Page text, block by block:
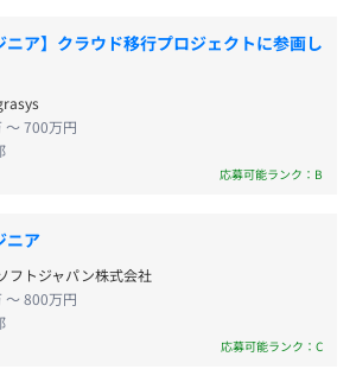
.Net（ASP・VB・C#）、AWS、
、Kotlin、C++、C言語、VC++など
、PostgreSQL、MySQLなど
、Android、UNIX（Solaris、
と評価される環境です！
果である利益は、適正な評価に基づき
うこと、風通しのよい環境づくり
す。 親睦会イベントを企画する社
花見、野球観戦、ビアガーデンな
数回企画したり、チームごとにコ
の場を用意しています。 スケジュ
ンスの充実を図っています。
ニア】クラウド移行プロジェクトに参画し
〜 700万円
応募可能ランク：B
ニア
フトジャパン株式会社
〜 800万円
応募可能ランク：C